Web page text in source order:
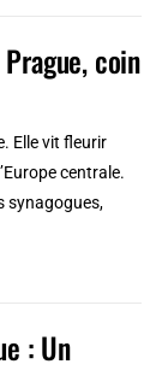
coin
Elle vit fleurir
centrale.
synagogues,
: Un